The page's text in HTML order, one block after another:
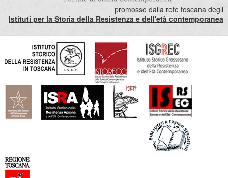
promosso dalla rete toscana degli
Istituti per la Storia della Resistenza e dell'età contemporanea